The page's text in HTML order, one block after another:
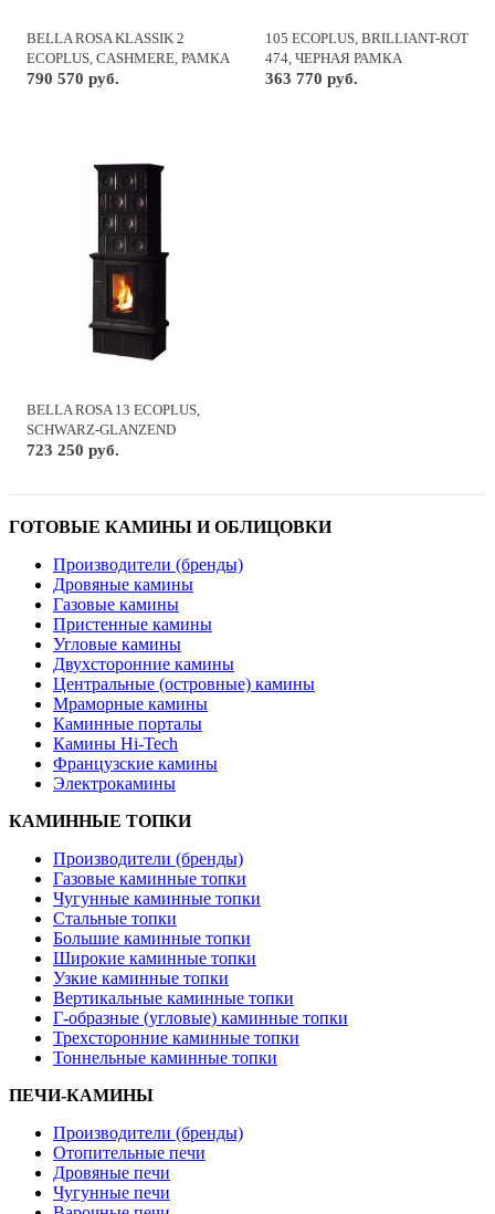
BELLA ROSA KLASSIK 2
ECOPLUS, CASHMERE, РАМКА
ХРОМ + КОМПЛ. ТРУБ
790 570 руб.
105 ECOPLUS, BRILLIANT-ROT
474, ЧЕРНАЯ РАМКА
363 770 руб.
BELLA ROSA 13 ECOPLUS,
SCHWARZ-GLANZEND
723 250 руб.
ГОТОВЫЕ КАМИНЫ И ОБЛИЦОВКИ
Производители (бренды)
Дровяные камины
Газовые камины
Пристенные камины
Угловые камины
Двухсторонние камины
Центральные (островные) камины
Мраморные камины
Каминные порталы
Камины Hi-Tech
Французские камины
Электрокамины
КАМИННЫЕ ТОПКИ
Производители (бренды)
Газовые каминные топки
Чугунные каминные топки
Стальные топки
Большие каминные топки
Широкие каминные топки
Узкие каминные топки
Вертикальные каминные топки
Г-образные (угловые) каминные топки
Трехсторонние каминные топки
Тоннельные каминные топки
ПЕЧИ-КАМИНЫ
Производители (бренды)
Отопительные печи
Дровяные печи
Чугунные печи